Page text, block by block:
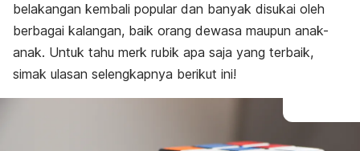
belakangan kembali popular dan banyak disukai oleh
berbagai kalangan, baik orang dewasa maupun anak-
anak. Untuk tahu merk rubik apa saja yang terbaik,
simak ulasan selengkapnya berikut ini!